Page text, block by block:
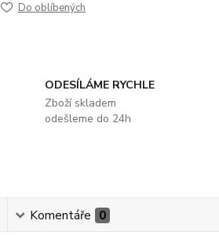
Do oblíbených
ODESÍLÁME RYCHLE
Zboží skladem
odešleme do 24h
Komentáře 0